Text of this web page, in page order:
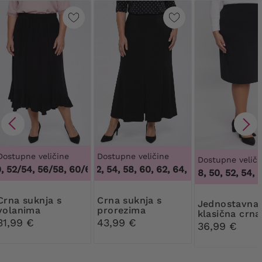
veličine
54, 56/58, 60/62 48/50, 52/54, 56/58, 60/62
s
€
Dostupne veličine
50, 52, 54, 58, 60, 62, 64,50, 52, 54, 58,
Crna suknja s
prorezima
43,99 €
Dostupne
46, 48, 50, 52, 54,
Jednostavna
klasična crna
suknja
36,99 €